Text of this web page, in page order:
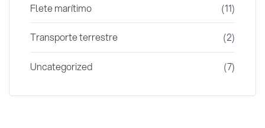
Flete marítimo (11)
Transporte terrestre (2)
Uncategorized (7)